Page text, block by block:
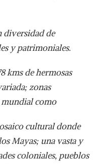
diversidad de
y patrimoniales.
kms de hermosas
zonas
mundial como
cultural donde
Mayas; una vasta y
coloniales, pueblos